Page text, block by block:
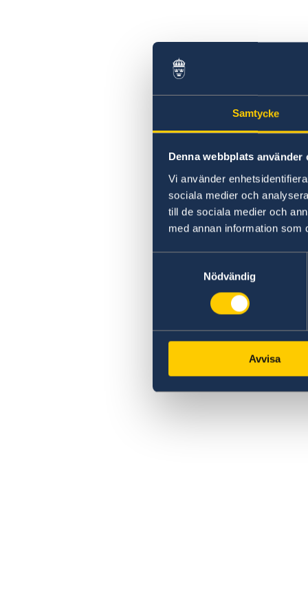
Samtycke
Denna webbplats använder
Vi använder
sociala medier och
till de sociala medier och
med annan information som
Nödvändig
Avvisa